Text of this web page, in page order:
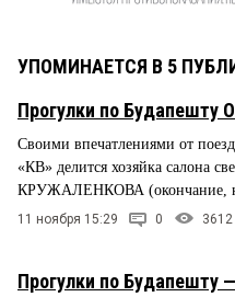
УПОМИНАЕТСЯ В 5
Прогулки по Будапешту
Своими впечатлениями от
«КВ» делится хозяйка салона
КРУЖАЛЕНКОВА (окончание,
11 ноября 15:29 0 3612
Прогулки по Будапешту